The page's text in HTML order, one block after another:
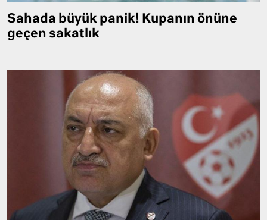
Sahada büyük panik! Kupanın önüne
geçen sakatlık